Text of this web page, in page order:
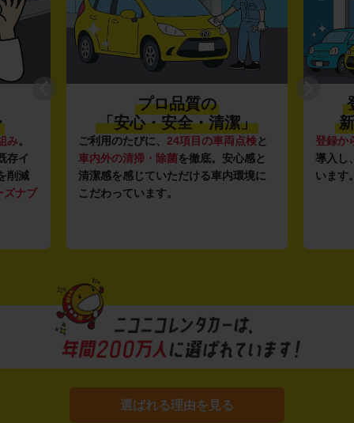
み。
存イ
削減
ズナブ
プロ品質の
「安心・安全・清潔」
ご利用のたびに、 24項目の車両点検と
車内外の清掃・除菌を徹底。安心感と
清潔感を感じていただける車内環境に
こだわっています。
登録か
導入し
います
選ばれる理由を見る